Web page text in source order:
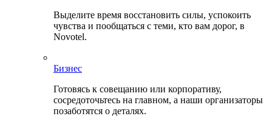
Выделите время восстановить силы, успокоить
чувства и пообщаться с теми, кто вам дорог, в
Novotel.
Бизнес
Готовясь к совещанию или корпоративу,
сосредоточьтесь на главном, а наши организаторы
позаботятся о деталях.